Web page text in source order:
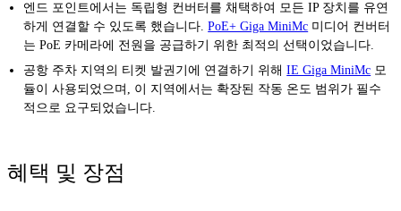
엔드 포인트에서는 독립형 컨버터를 채택하여 모든 IP 장치를 유연
하게 연결할 수 있도록 했습니다.PoE+ Giga MiniMc 미디어 컨버터
는 PoE 카메라에 전원을 공급하기 위한 최적의 선택이었습니다.
공항 주차 지역의 티켓 발권기에 연결하기 위해IE Giga MiniMc 모
듈이 사용되었으며, 이 지역에서는 확장된 작동 온도 범위가 필수
적으로 요구되었습니다.
혜택 및 장점